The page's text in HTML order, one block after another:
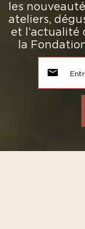
les
ateliers,
et l’actualité
la